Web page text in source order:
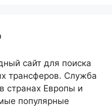
сайт для поиска
трансферов. Служба
странах Европы и
популярные